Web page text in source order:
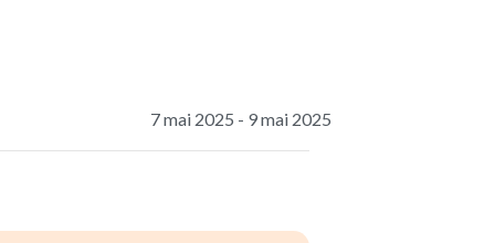
7 mai 2025 - 9 mai 2025